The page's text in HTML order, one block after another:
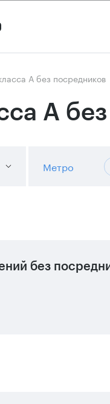
А без посредников
А
Метро
без